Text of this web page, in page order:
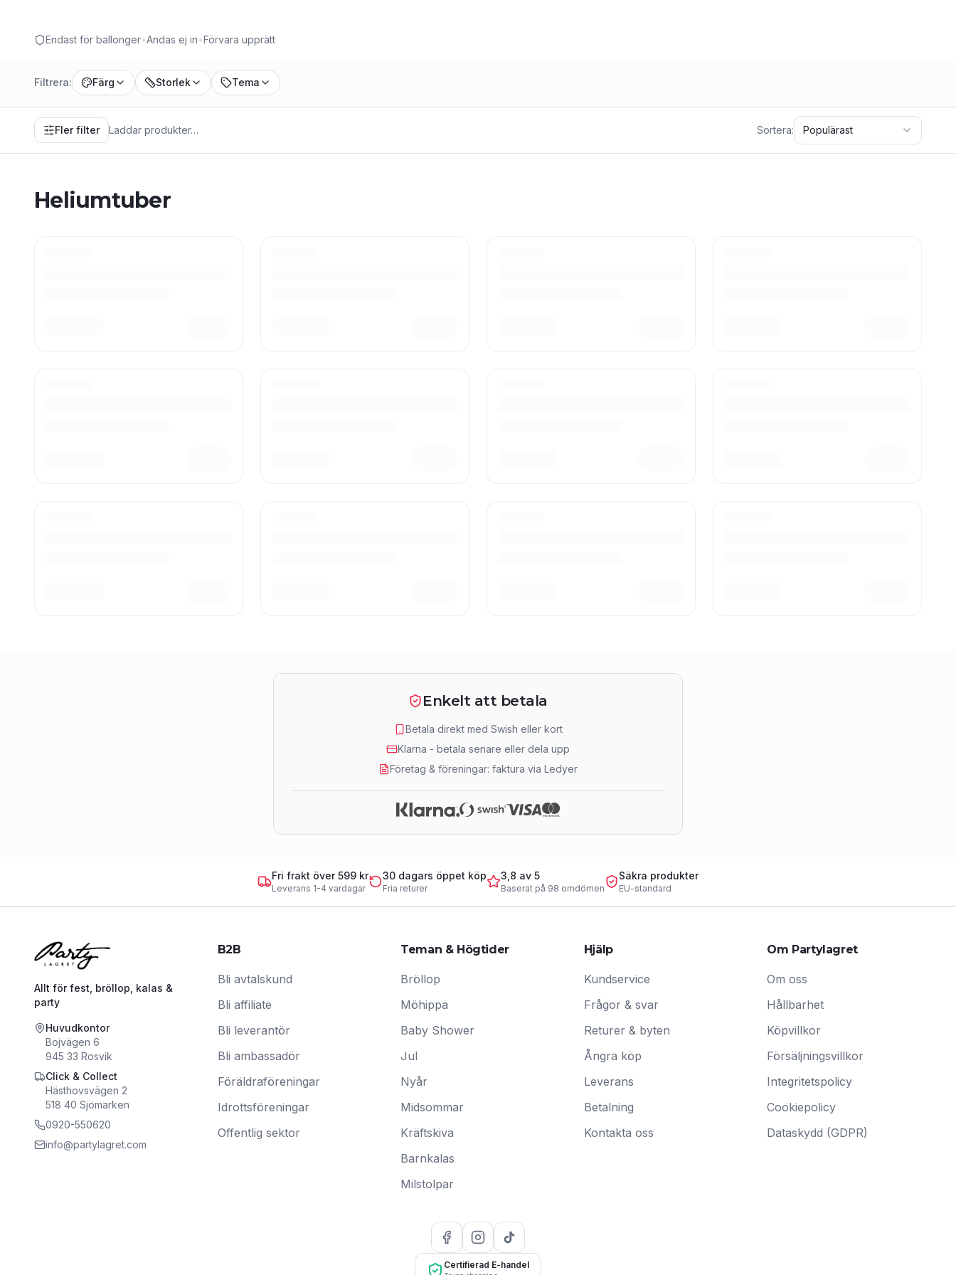
Endast för ballonger•Andas ej in•Förvara upprätt
Filtrera: Färg Storlek Tema
Fler filter Laddar produkter… Sortera: Populärast
Heliumtuber
Enkelt att betala
Betala direkt med Swish eller kort
Klarna - betala senare eller dela upp
Företag & föreningar: faktura via Ledyer
Fri frakt över 599 kr
Leverans 1-4 vardagar
30 dagars öppet köp
Fria returer
3,8 av 5
Baserat på 98 omdömen
Säkra produkter
EU-standard
Allt för fest, bröllop, kalas &
party
Huvudkontor
Bojvägen 6
945 33 Rosvik
Click & Collect
Hästhovsvägen 2
518 40 Sjömarken
0920-550620
info@partylagret.com
B2B
Bli avtalskund
Bli affiliate
Bli leverantör
Bli ambassadör
Föräldraföreningar
Idrottsföreningar
Offentlig sektor
Teman & Högtider
Bröllop
Möhippa
Baby Shower
Jul
Nyår
Midsommar
Kräftskiva
Barnkalas
Milstolpar
Hjälp
Kundservice
Frågor & svar
Returer & byten
Ångra köp
Leverans
Betalning
Kontakta oss
Om Partylagret
Om oss
Hållbarhet
Köpvillkor
Försäljningsvillkor
Integritetspolicy
Cookiepolicy
Dataskydd (GDPR)
Certifierad E-handel